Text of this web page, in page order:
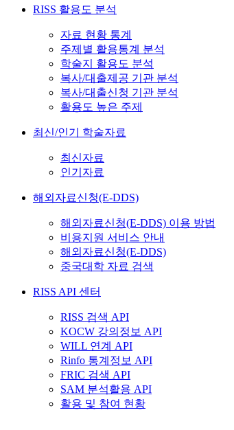
RISS 활용도 분석
자료 현황 통계
주제별 활용통계 분석
학술지 활용도 분석
복사/대출제공 기관 분석
복사/대출신청 기관 분석
활용도 높은 주제
최신/인기 학술자료
최신자료
인기자료
해외자료신청(E-DDS)
해외자료신청(E-DDS) 이용 방법
비용지원 서비스 안내
해외자료신청(E-DDS)
중국대학 자료 검색
RISS API 센터
RISS 검색 API
KOCW 강의정보 API
WILL 연계 API
Rinfo 통계정보 API
FRIC 검색 API
SAM 분석활용 API
활용 및 참여 현황